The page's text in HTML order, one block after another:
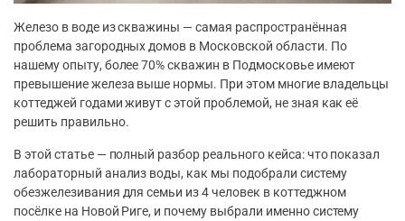
Железо в воде из скважины — самая распространённая
проблема загородных домов в Московской области. По
нашему опыту, более 70% скважин в Подмосковье имеют
превышение железа выше нормы. При этом многие владельцы
коттеджей годами живут с этой проблемой, не зная как её
решить правильно.
В этой статье — полный разбор реального кейса: что показал
лабораторный анализ воды, как мы подобрали систему
обезжелезивания для семьи из 4 человек в коттеджном
посёлке на Новой Риге, и почему выбрали именно систему